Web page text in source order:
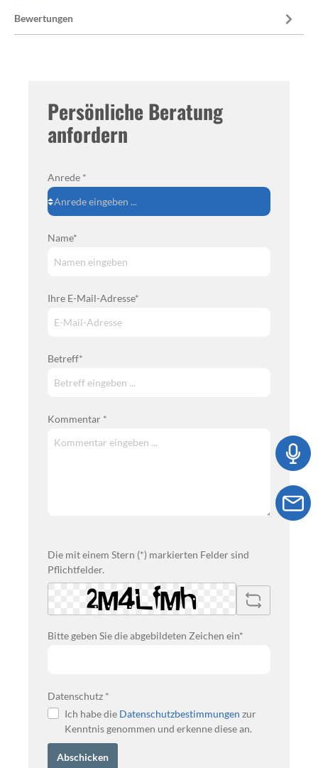
Bewertungen
Persönliche Beratung
anfordern
Anrede *
Name*
Ihre E-Mail-Adresse*
Betreff*
Kommentar *
Die mit einem Stern (*) markierten Felder sind
Pflichtfelder.
Bitte geben Sie die abgebildeten Zeichen ein*
Datenschutz *
Ich habe die Datenschutzbestimmungen zur
Kenntnis genommen und erkenne diese an.
Abschicken